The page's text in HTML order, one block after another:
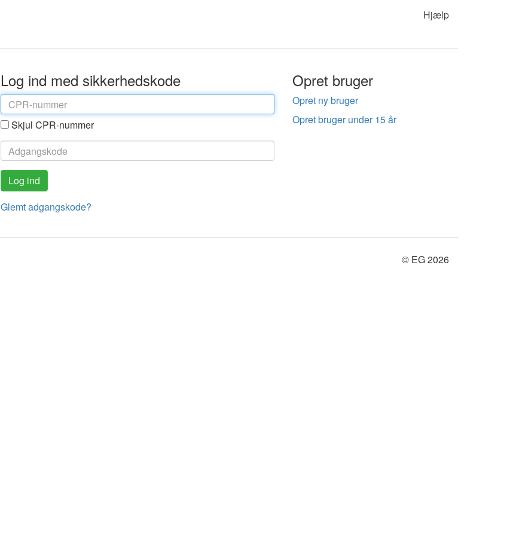
Hjælp
Log ind med sikkerhedskode
Skjul CPR-nummer
Glemt adgangskode?
Opret bruger
Opret ny bruger
Opret bruger under 15 år
© EG 2026